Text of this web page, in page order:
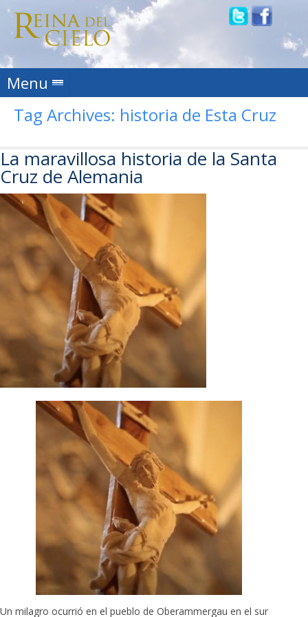
Menu Skip to content
Tag Archives: historia de Esta Cruz
La maravillosa historia de la Santa
Cruz de Alemania
Un milagro ocurrió en el pueblo de Oberammergau en el sur